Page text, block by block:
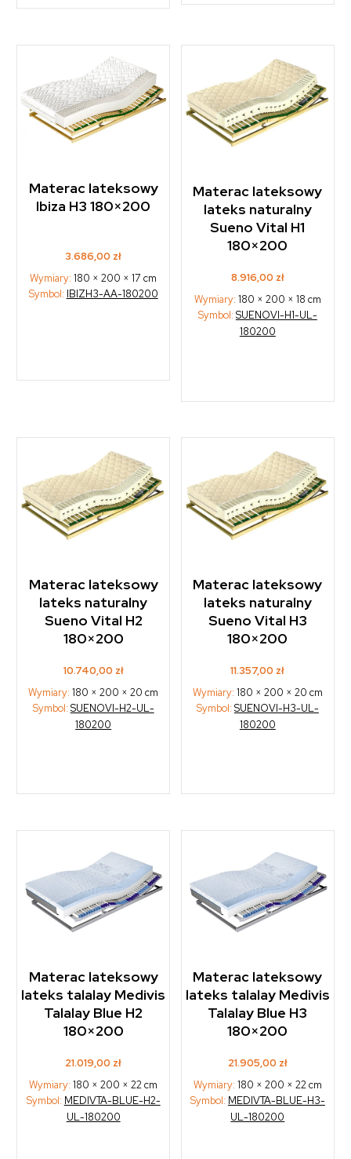
Materac lateksowy
Ibiza H3 180×200
3.686,00 zł
Wymiary:180 × 200 × 17 cm
Symbol: IBIZH3-AA-180200
Materac lateksowy
lateks naturalny
Sueno Vital H1
180×200
8.916,00 zł
Wymiary: 180 × 200 × 18 cm
Symbol: SUENOVI-H1-UL-
180200
Materac lateksowy
lateks naturalny
Sueno Vital H2
180×200
10.740,00 zł
Wymiary:180 × 200 × 20 cm
Symbol: SUENOVI-H2-UL-
180200
Materac lateksowy
lateks naturalny
Sueno Vital H3
180×200
11.357,00 zł
Wymiary: 180 × 200 × 20 cm
Symbol: SUENOVI-H3-UL-
180200
Materac lateksowy
lateks talalay Medivis
Talalay Blue H2
180×200
21.019,00 zł
Wymiary:180 × 200 × 22 cm
Symbol: MEDIVTA-BLUE-H2-
UL-180200
Materac lateksowy
lateks talalay Medivis
Talalay Blue H3
180×200
21.905,00 zł
Wymiary: 180 × 200 × 22 cm
Symbol: MEDIVTA-BLUE-H3-
UL-180200